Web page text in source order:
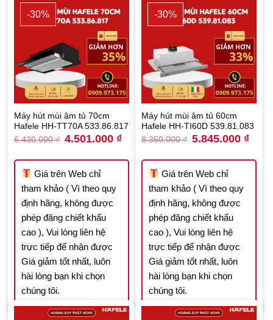
-30%
Máy hút mùi âm tủ 70cm
Hafele HH-TT70A 533.86.817
6.430.000₫ Original
price
6.430.000 ₫.
4.501.000 ₫Current
4.501.000 ₫.
Giá trên Web chỉ
tham khảo ( Vì theo quy
định hãng, không được
phép đăng chiết khấu
cao ), Vui lòng liên hệ
trực tiếp để nhận được
Giá giảm tốt nhất, luôn
hài lòng bạn khi chọn
chúng tôi.
-30%
Máy hút mùi âm tủ 60cm
Hafele HH-TI60D 539.81.083
8.350.000₫ Original
price
8.350.000 ₫.
5.845.000 ₫
Giá trên Web chỉ
tham khảo ( Vì theo quy
định hãng, không được
phép đăng chiết khấu
cao ), Vui lòng liên hệ
trực tiếp để nhận được
Giá giảm tốt nhất, luôn
hài lòng bạn khi chọn
chúng tôi.